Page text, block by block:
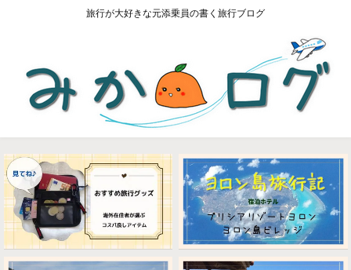
旅行が大好きな元添乗員の書く旅行ブログ